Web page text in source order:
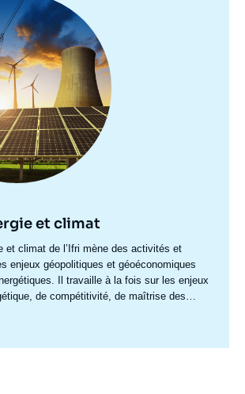
et climat
et climat de l’Ifri mène des activités et
enjeux géopolitiques et géoéconomiques
Il travaille à la fois sur les enjeux
de compétitivité, de maîtrise des
de l’énergie et du climat, et des